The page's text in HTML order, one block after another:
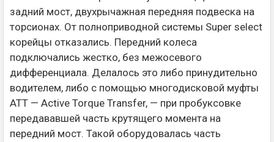
задний мост, двухрычажная передняя подвеска на
торсионах. От полноприводной системы Super select
корейцы отказались. Передний колеса
подключались жестко, без межосевого
дифференциала. Делалось это либо принудительно
водителем, либо с помощью многодисковой муфты
ATT — Active Torque Transfer, — при пробуксовке
передававшей часть крутящего момента на
передний мост. Такой оборудовалась часть